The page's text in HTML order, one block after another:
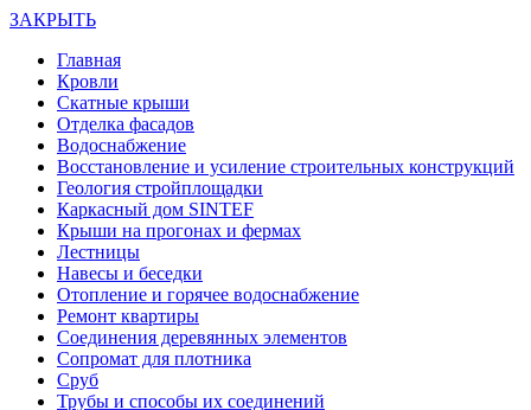
ЗАКРЫТЬ
Главная
Кровли
Скатные крыши
Отделка фасадов
Водоснабжение
Восстановление и усиление строительных конструкций
Геология стройплощадки
Каркасный дом SINTEF
Крыши на прогонах и фермах
Лестницы
Навесы и беседки
Отопление и горячее водоснабжение
Ремонт квартиры
Соединения деревянных элементов
Сопромат для плотника
Сруб
Трубы и способы их соединений